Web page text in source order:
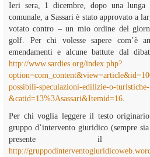
Ieri sera, 1 dicembre, dopo una lunga
comunale, a Sassari è stato approvato a
votato contro – un mio ordine del
golf. Per chi volesse sapere com’è
emendamenti e alcune battute dal
http://www.sardies.org/index.php?
possibili-speculazioni-edilizie-o-turistiche-
&catid=13%3Asassari&Itemid=16
Per chi voglia leggere il testo
gruppo d’intervento giuridico (sempre
presente il
http://